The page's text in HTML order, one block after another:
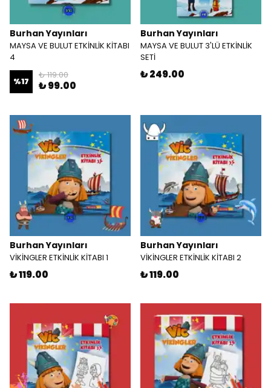
Burhan Yayınları
MAYSA VE BULUT ETKİNLİK KİTABI
4
%17
₺ 119.00
₺ 99.00
Burhan Yayınları
MAYSA VE BULUT 3'LÜ ETKİNLİK
SETİ
₺ 249.00
Burhan Yayınları
VİKİNGLER ETKİNLİK KİTABI 1
₺ 119.00
Burhan Yayınları
VİKİNGLER ETKİNLİK KİTABI 2
₺ 119.00